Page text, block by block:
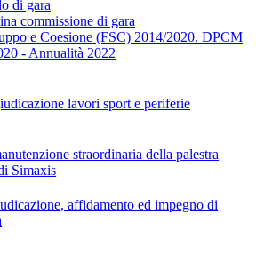
di gara
commissione di gara
e Coesione (FSC) 2014/2020. DPCM
- Annualità 2022
lavori sport e periferie
straordinaria della palestra
Simaxis
affidamento ed impegno di